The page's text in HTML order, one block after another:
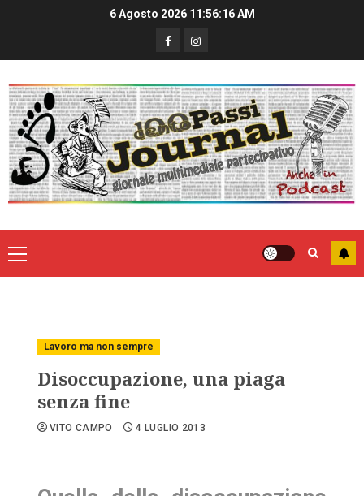
6 Agosto 2026 11:56:16 AM
Lavoro ma non sempre
Disoccupazione, una piaga
senza fine
VITO CAMPO 4 LUGLIO 2013